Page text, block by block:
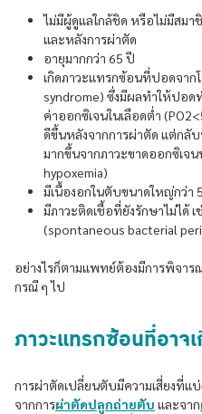
ไม่มีผู้ดูแลใกล้ชิด หรือไม่มีสม
และหลังการผ่าตัด
อายุมากกว่า 65 ปี
เกิดภาวะแทรกซ้อนที่ปอดจา
syndrome) ซึ่งมีผลทำให้ปอด
ค่าออกซิเจนในเลือดต่ำ
ดีขึ้นหลังจากการผ่าตัด แต่กลั
มากขึ้นจากภาวะขาดออกซิเจ
hypoxemia)
มีเนื้องอกในตับขนาดใหญ่กว่า
มีภาวะติดเชื้อที่ยังรักษาไม่ได้
(spontaneous bacterial
อย่างไรก็ตามแพทย์ต้องมีการพิจาร
กรณี ๆ ไป
ภาวะแทรกซ้อนที่อาจ
การผ่าตัดเปลี่ยนตับมีความเสี่ยงที่แ
จากการผ่าตัดปลูกถ่ายตับ และจาก